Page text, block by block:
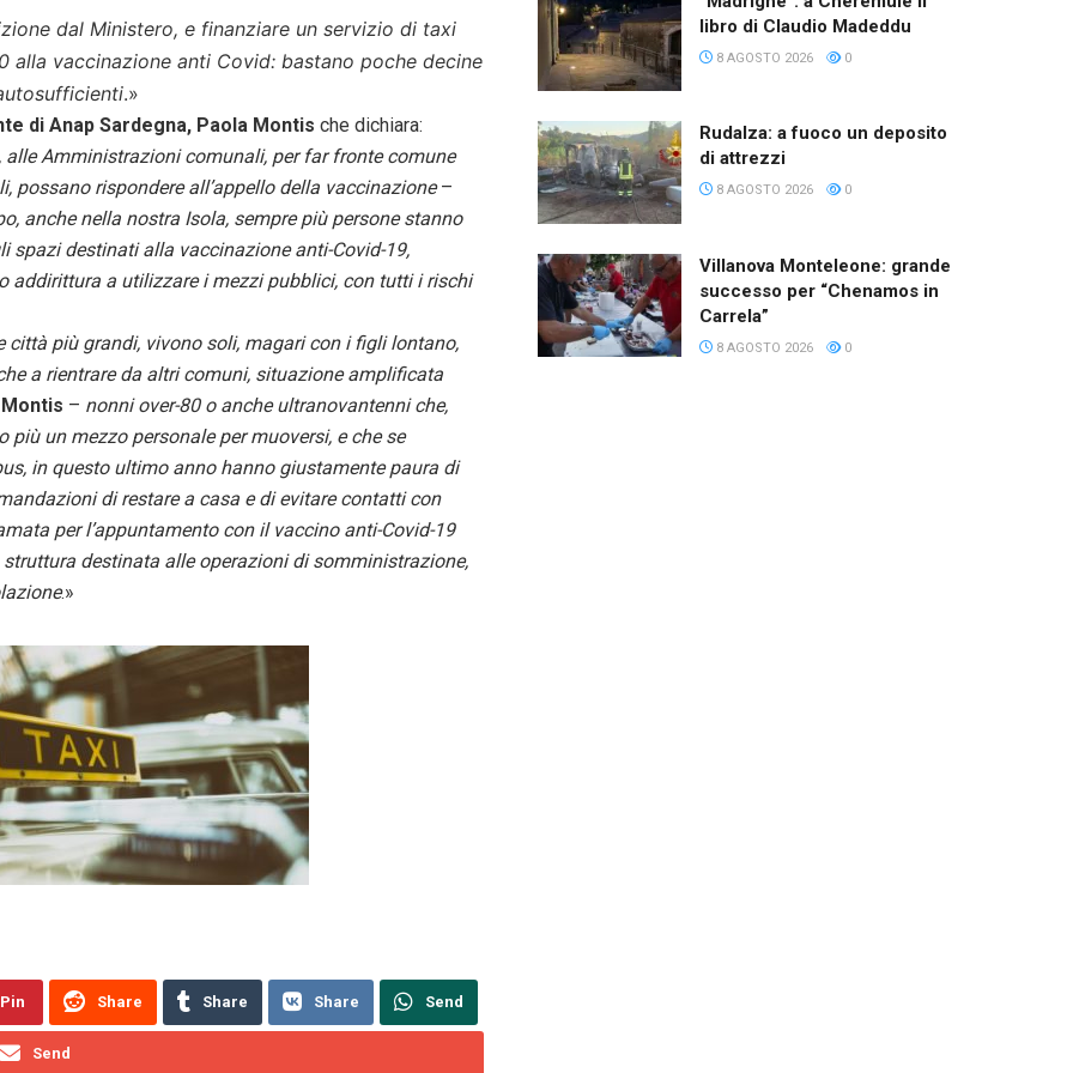
dal Ministero, e finanziare un servizio di taxi
vaccinazione anti Covid: bastano poche decine
.»
di Anap Sardegna, Paola Montis che dichiara:
Amministrazioni comunali, per far fronte comune
possano rispondere all’appello della vaccinazione–
anche nella nostra Isola, sempre più persone stanno
destinati alla vaccinazione anti-Covid-19,
addirittura a utilizzare i mezzi pubblici, con tutti i rischi
più grandi, vivono soli, magari con i figli lontano,
a rientrare da altri comuni, situazione amplificata
– nonni over-80 o anche ultranovantenni che,
un mezzo personale per muoversi, e che se
in questo ultimo anno hanno giustamente paura di
di restare a casa e di evitare contatti con
per l’appuntamento con il vaccino anti-Covid-19
destinata alle operazioni di somministrazione,
.»
Pin Share Share Share Send
Send
libro di Claudio Madeddu
8 AGOSTO 2026 0
Rudalza: a fuoco un deposito
di attrezzi
8 AGOSTO 2026 0
Villanova Monteleone: grande
successo per “Chenamos in
Carrela”
8 AGOSTO 2026 0